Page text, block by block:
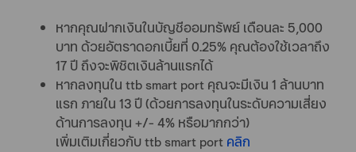
หากคุณฝากเงินในบัญชีออมทรัพย์ เดือนละ 5,000
บาท ด้วยอัตราดอกเบี้ยที่ 0.25% คุณต้องใช้เวลาถึง
17 ปี ถึงจะพิชิตเงินล้านแรกได้
หากลงทุนใน ttb smart port คุณจะมีเงิน 1 ล้านบาท
แรก ภายใน 13 ปี (ด้วยการลงทุนในระดับความเสี่ยง
ด้านการลงทุน +/- 4% หรือมากกว่า)
เพิ่มเติมเกี่ยวกับ ttb smart port คลิก